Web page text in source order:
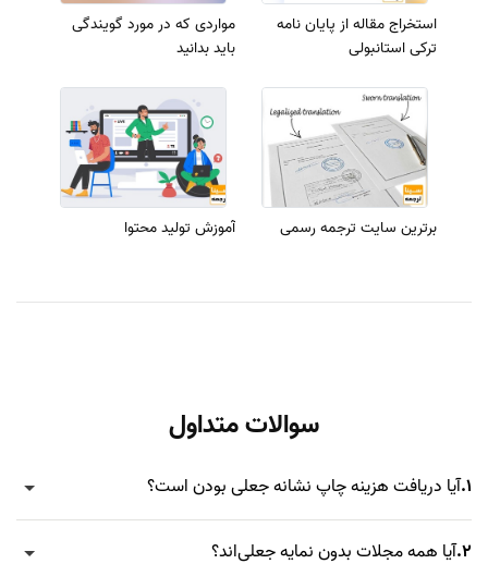
استخراج مقاله از پایان نامه
ترکی استانبولی
مواردی که در مورد گویندگی
باید بدانید
برترین سایت ترجمه رسمی آموزش تولید محتوا
سوالات متداول
1.آیا دریافت هزینه چاپ نشانه جعلی بودن است؟
2.آیا همه مجلات بدون نمایه جعلی‌اند؟